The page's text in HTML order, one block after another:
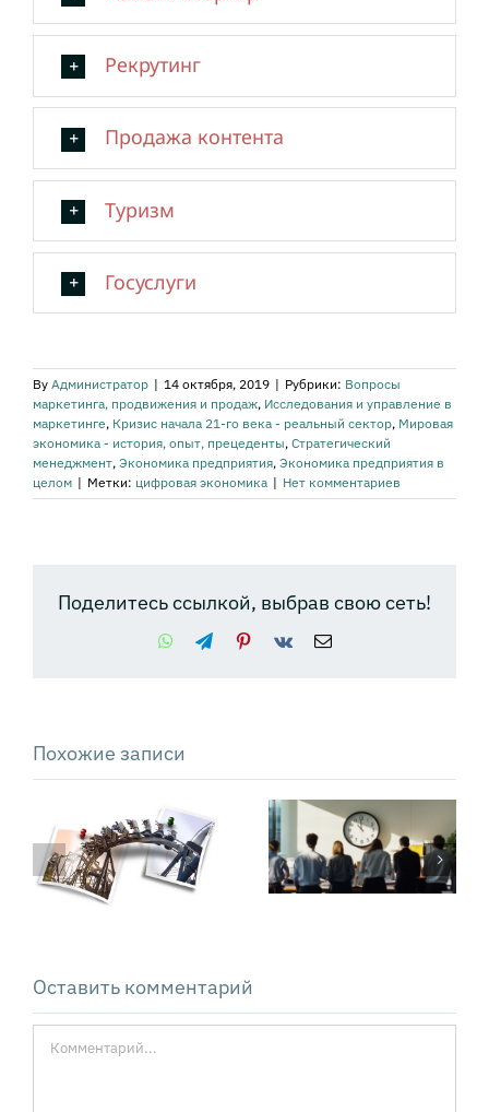
Рекрутинг
Продажа контента
Туризм
Госуслуги
By Администратор | 14 октября, 2019 | Рубрики: Вопросы
маркетинга, продвижения и продаж, Исследования и управление в
маркетинге, Кризис начала 21-го века - реальный сектор, Мировая
экономика - история, опыт, прецеденты, Стратегический
менеджмент, Экономика предприятия, Экономика предприятия в
целом | Метки: цифровая экономика | Нет комментариев
Поделитесь ссылкой, выбрав свою сеть!
WhatsApp
TelegramPinterest
Vk Email
Похожие записи
Сколько стоят
операционные
потери
Почему
внедрение ИИ
не
Оставить комментарий
Комментарий